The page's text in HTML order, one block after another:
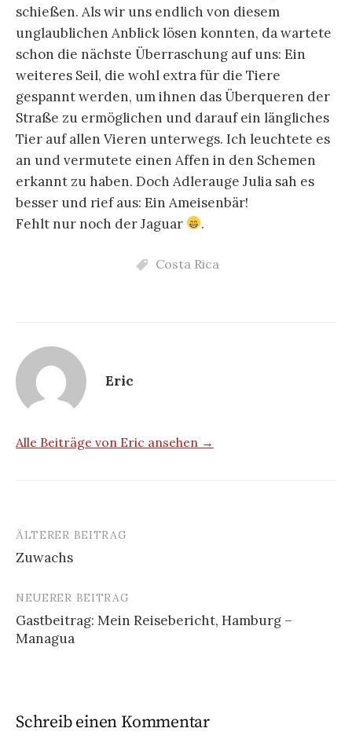
schießen. Als wir uns endlich von diesem
unglaublichen Anblick lösen konnten, da wartete
schon die nächste Überraschung auf uns: Ein
weiteres Seil, die wohl extra für die Tiere
gespannt werden, um ihnen das Überqueren der
Straße zu ermöglichen und darauf ein längliches
Tier auf allen Vieren unterwegs. Ich leuchtete es
an und vermutete einen Affen in den Schemen
erkannt zu haben. Doch Adlerauge Julia sah es
besser und rief aus: Ein Ameisenbär!
Fehlt nur noch der Jaguar
.
Costa Rica
Eric
Alle Beiträge von Eric ansehen →
Beitrags-
Navigation
ÄLTERER BEITRAG
Zuwachs
NEUERER BEITRAG
Gastbeitrag: Mein Reisebericht, Hamburg –
Managua
Schreib einen Kommentar